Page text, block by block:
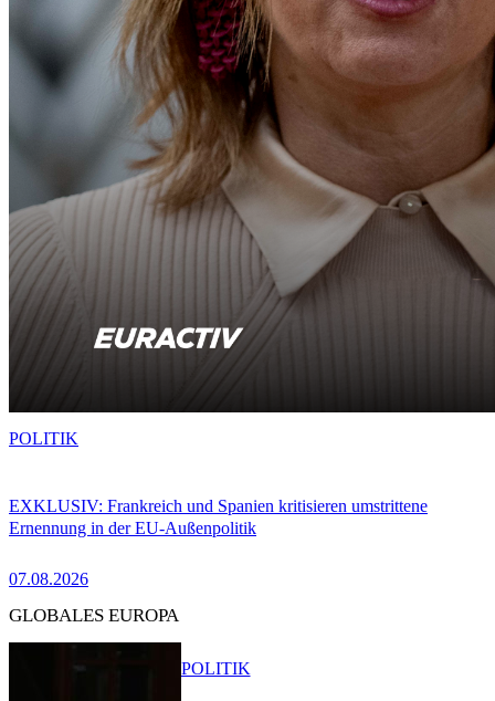
EXKLUSIV: Frankreich und Spanien kritisieren umstrittene
Ernennung in der EU-Außenpolitik
07.08.2026
POLITIK
GLOBALES EUROPA
POLITIK